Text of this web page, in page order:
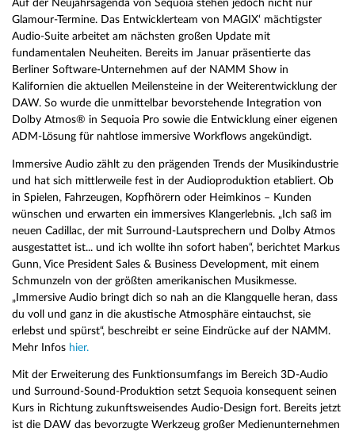
Auf der Neujahrsagenda von Sequoia stehen jedoch nicht nur
Glamour-Termine. Das Entwicklerteam von MAGIX‘ mächtigster
Audio-Suite arbeitet am nächsten großen Update mit
fundamentalen Neuheiten. Bereits im Januar präsentierte das
Berliner Software-Unternehmen auf der NAMM Show in
Kalifornien die aktuellen Meilensteine in der Weiterentwicklung der
DAW. So wurde die unmittelbar bevorstehende Integration von
Dolby Atmos® in Sequoia Pro sowie die Entwicklung einer eigenen
ADM-Lösung für nahtlose immersive Workflows angekündigt.
Immersive Audio zählt zu den prägenden Trends der Musikindustrie
und hat sich mittlerweile fest in der Audioproduktion etabliert. Ob
in Spielen, Fahrzeugen, Kopfhörern oder Heimkinos – Kunden
wünschen und erwarten ein immersives Klangerlebnis. „Ich saß im
neuen Cadillac, der mit Surround-Lautsprechern und Dolby Atmos
ausgestattet ist... und ich wollte ihn sofort haben“, berichtet Markus
Gunn, Vice President Sales & Business Development, mit einem
Schmunzeln von der größten amerikanischen Musikmesse.
„Immersive Audio bringt dich so nah an die Klangquelle heran, dass
du voll und ganz in die akustische Atmosphäre eintauchst, sie
erlebst und spürst“, beschreibt er seine Eindrücke auf der NAMM.
Mehr Infos hier.
Mit der Erweiterung des Funktionsumfangs im Bereich 3D-Audio
und Surround-Sound-Produktion setzt Sequoia konsequent seinen
Kurs in Richtung zukunftsweisendes Audio-Design fort. Bereits jetzt
ist die DAW das bevorzugte Werkzeug großer Medienunternehmen